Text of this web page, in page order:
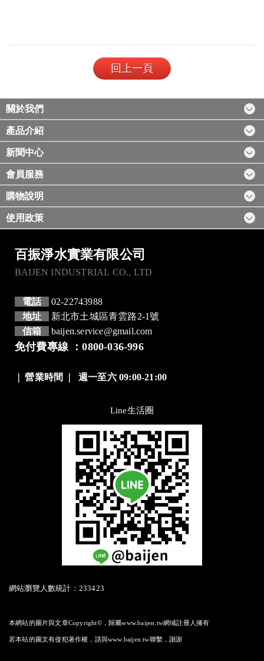
回上一頁
關於我們
產品介紹
新聞中心
會員服務
購物說明
使用政策
百振淨水實業有限公司
BAIJEN INDUSTRIAL CO., LTD
電話
02-22743988
地址
新北市土城區青雲路2-1號
信箱
baijen.service@gmail.com
免付費專線 ：0800-036-996
營業時間 ❘週一至六 09:00-21:00
Line生活圈
網站瀏覽人數統計：233423
本網站的圖片與文章Copyright©，歸屬www.baijen.tw網域註冊人擁有
若本站的圖文有侵犯著作權，請與www.baijen.tw聯繫，謝謝